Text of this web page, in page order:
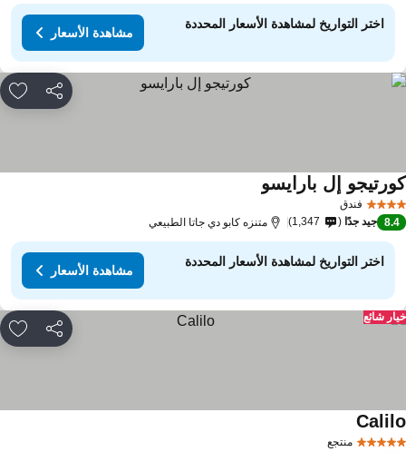
اختر التواريخ لمشاهدة الأسعار المحددة
مشاهدة الأسعار
مشاركة
فندق
إل بارايسو
8.4 جيد جدًا 1,347 متنزه كابو دي جاتا الطبيعي
اختر التواريخ لمشاهدة الأسعار المحددة
مشاهدة الأسعار
مشاركة
شائع
منتجع